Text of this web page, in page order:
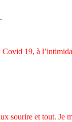
19, à
sourire et tout. Je